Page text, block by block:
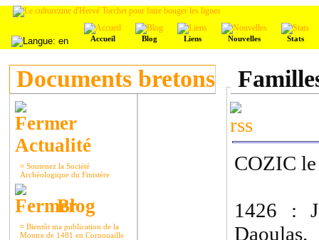
Accueil Blog Liens Nouvelles Stats
Documents bretons
Actualité
¤ Soutenez la Société
Archéologique du Finistère
Blog
¤ Bientôt ma publication de la
Montre de 1481 en Cornouaille
COZIC le
1426 :
Daoulas.